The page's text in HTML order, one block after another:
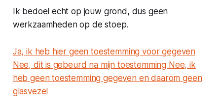
Ik bedoel echt op jouw grond, dus geen
werkzaamheden op de stoep.
Ja, ik heb hier geen toestemming voor gegeven
Nee, dit is gebeurd na mijn toestemming Nee, ik
heb geen toestemming gegeven en daarom geen
glasvezel